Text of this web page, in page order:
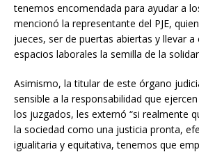
tenemos encomendada para ayudar a
mencionó la representante del PJE,
jueces, ser de puertas abiertas y llevar a
espacios laborales la semilla de la
Asimismo, la titular de este órgano
sensible a la responsabilidad que
los juzgados, les externó “si realmente
la sociedad como una justicia pronta,
igualitaria y equitativa, tenemos que